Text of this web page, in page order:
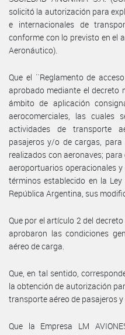
solicitó la autorización para
e internacionales de
conforme con lo previsto en el
Aeronáutico).
Que el ¨Reglamento de
aprobado mediante el decreto
ámbito de aplicación
aerocomerciales, las cuales
actividades de transporte
pasajeros y/o de cargas, para
realizados con aeronaves;
aeroportuarios operacionales
términos establecido en la
República Argentina, sus
Que por el artículo 2 del
aprobaron las condiciones
aéreo de carga.
Que, en tal sentido,
la obtención de autorización
transporte aéreo de pasajeros
Que la Empresa LM